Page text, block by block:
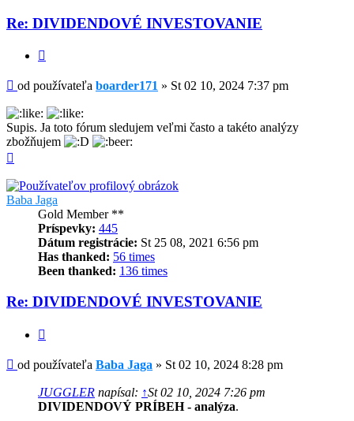
Re: DIVIDENDOVÉ INVESTOVANIE
Príspevok
od používateľa boarder171 » St 02 10, 2024 7:37 pm
Supis. Ja toto fórum sledujem veľmi často a takéto analýzy
zbožňujem
Baba Jaga
Gold Member **
Príspevky: 445
Dátum registrácie: St 25 08, 2021 6:56 pm
Has thanked: 56 times
Been thanked: 136 times
Re: DIVIDENDOVÉ INVESTOVANIE
Príspevok
od používateľa Baba Jaga » St 02 10, 2024 8:28 pm
JUGGLER napísal: ↑St 02 10, 2024 7:26 pm
DIVIDENDOVÝ PRÍBEH - analýza.